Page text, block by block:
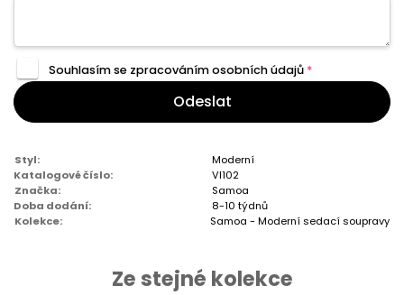
Souhlasím se zpracovánímosobních údajů *
Odeslat
Styl:
Moderní
Katalogové číslo:
VI102
Značka:
Samoa
Doba dodání:
8-10 týdnů
Kolekce:
Samoa - Moderní sedací soupravy
Ze stejné kolekce